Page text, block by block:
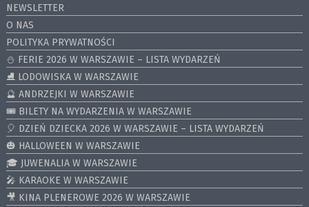
NEWSLETTER
O NAS
POLITYKA PRYWATNOŚCI
⛄️ FERIE 2026 W WARSZAWIE – LISTA WYDARZEŃ
⛸ LODOWISKA W WARSZAWIE
🔮 ANDRZEJKI W WARSZAWIE
🎟️ BILETY NA WYDARZENIA W WARSZAWIE
🎈 DZIEŃ DZIECKA 2026 W WARSZAWIE – LISTA WYDARZEŃ
🎃 HALLOWEEN W WARSZAWIE
🎓 JUWENALIA W WARSZAWIE
🎤 KARAOKE W WARSZAWIE
🎥 KINA PLENEROWE 2026 W WARSZAWIE